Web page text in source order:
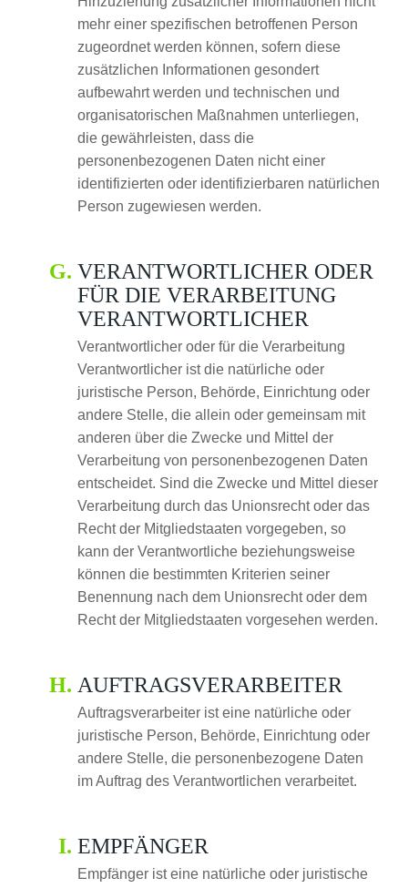
mehr einer spezifischen betroffenen Person
zugeordnet werden können, sofern diese
zusätzlichen Informationen gesondert
aufbewahrt werden und technischen und
organisatorischen Maßnahmen unterliegen,
die gewährleisten, dass die
personenbezogenen Daten nicht einer
identifizierten oder identifizierbaren natürlichen
Person zugewiesen werden.
VERANTWORTLICHER ODER
FÜR DIE VERARBEITUNG
VERANTWORTLICHER
Verantwortlicher oder für die Verarbeitung
Verantwortlicher ist die natürliche oder
juristische Person, Behörde, Einrichtung oder
andere Stelle, die allein oder gemeinsam mit
anderen über die Zwecke und Mittel der
Verarbeitung von personenbezogenen Daten
entscheidet. Sind die Zwecke und Mittel dieser
Verarbeitung durch das Unionsrecht oder das
Recht der Mitgliedstaaten vorgegeben, so
kann der Verantwortliche beziehungsweise
können die bestimmten Kriterien seiner
Benennung nach dem Unionsrecht oder dem
Recht der Mitgliedstaaten vorgesehen werden.
AUFTRAGSVERARBEITER
Auftragsverarbeiter ist eine natürliche oder
juristische Person, Behörde, Einrichtung oder
andere Stelle, die personenbezogene Daten
im Auftrag des Verantwortlichen verarbeitet.
EMPFÄNGER
Empfänger ist eine natürliche oder juristische